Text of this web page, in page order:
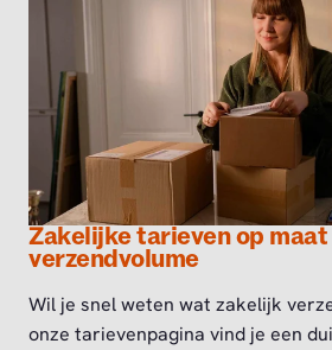
Zakelijke tarieven op maat
verzendvolume
Wil je snel weten wat zakelijk
onze tarievenpagina vind je een